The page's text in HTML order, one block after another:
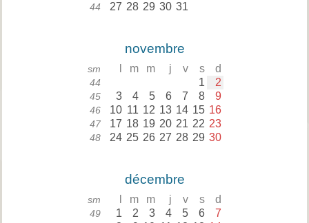
44 27 28 29 30 31
novembre
sm m m j v s d
44 1 2
45 3 4 5 6 7 8 9
46 10 11 12 13 14 15 16
47 17 18 19 20 21 22 23
48 24 25 26 27 28 29 30
décembre
sm m m j v s d
49 1 2 3 4 5 6 7